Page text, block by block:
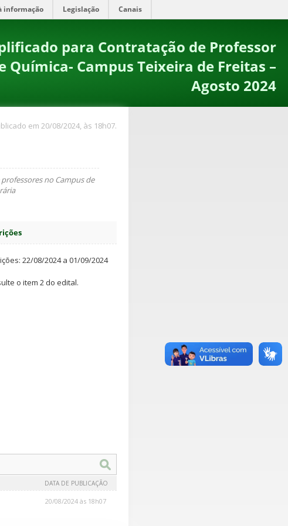
informação Legislação Canais
para Contratação de Professor
Química- Campus Teixeira de Freitas –
Agosto 2024
em 20/08/2024, às 18h07.
no Campus de
22/08/2024 a 01/09/2024
o item 2 do edital.
DATA DE PUBLICAÇÃO
20/08/2024 às 18h07